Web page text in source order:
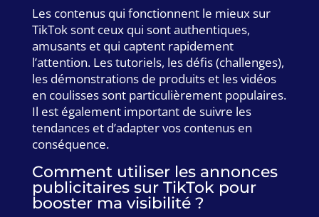
Les contenus qui fonctionnent le mieux sur
TikTok sont ceux qui sont authentiques,
amusants et qui captent rapidement
l’attention. Les tutoriels, les défis (challenges),
les démonstrations de produits et les vidéos
en coulisses sont particulièrement populaires.
Il est également important de suivre les
tendances et d’adapter vos contenus en
conséquence.
Comment utiliser les annonces
publicitaires sur TikTok pour
booster ma visibilité ?